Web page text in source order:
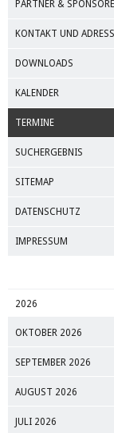
PARTNER &
KONTAKT UND
DOWNLOADS
KALENDER
TERMINE
SUCHERGEBNIS
SITEMAP
DATENSCHUTZ
IMPRESSUM
2026
OKTOBER 2026
SEPTEMBER 2026
AUGUST 2026
JULI 2026